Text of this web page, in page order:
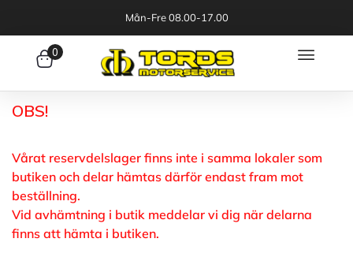
Mån-Fre 08.00-17.00
0
OBS!
Vårat reservdelslager finns inte i samma lokaler som
butiken och delar hämtas därför endast fram mot
beställning.
Vid avhämtning i butik meddelar vi dig när delarna
finns att hämta i butiken.